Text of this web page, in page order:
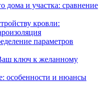
дома и участка: сравнение
кровли:
параметров
ключ к желанному
особенности и нюансы